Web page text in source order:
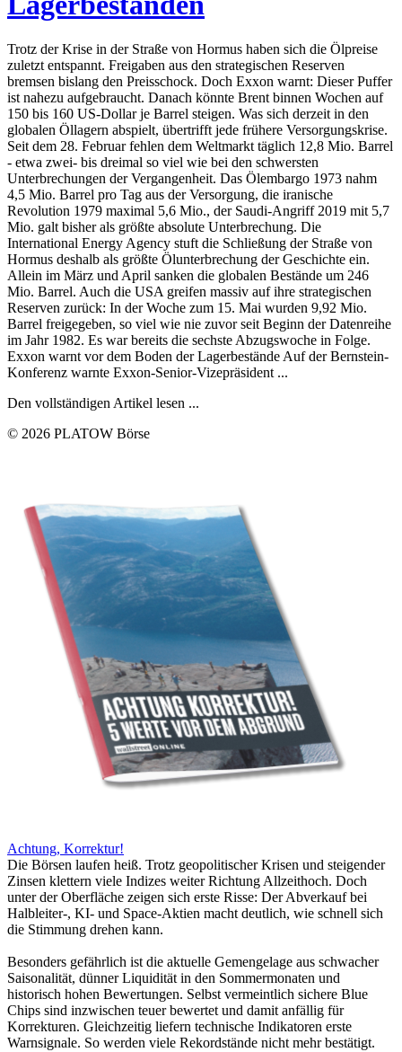
Trotz der Krise in der Straße von Hormus haben sich die Ölpreise
zuletzt entspannt. Freigaben aus den strategischen Reserven
bremsen bislang den Preisschock. Doch Exxon warnt: Dieser Puffer
ist nahezu aufgebraucht. Danach könnte Brent binnen Wochen auf
150 bis 160 US-Dollar je Barrel steigen. Was sich derzeit in den
globalen Öllagern abspielt, übertrifft jede frühere Versorgungskrise.
Seit dem 28. Februar fehlen dem Weltmarkt täglich 12,8 Mio. Barrel
- etwa zwei- bis dreimal so viel wie bei den schwersten
Unterbrechungen der Vergangenheit. Das Ölembargo 1973 nahm
4,5 Mio. Barrel pro Tag aus der Versorgung, die iranische
Revolution 1979 maximal 5,6 Mio., der Saudi-Angriff 2019 mit 5,7
Mio. galt bisher als größte absolute Unterbrechung. Die
International Energy Agency stuft die Schließung der Straße von
Hormus deshalb als größte Ölunterbrechung der Geschichte ein.
Allein im März und April sanken die globalen Bestände um 246
Mio. Barrel. Auch die USA greifen massiv auf ihre strategischen
Reserven zurück: In der Woche zum 15. Mai wurden 9,92 Mio.
Barrel freigegeben, so viel wie nie zuvor seit Beginn der Datenreihe
im Jahr 1982. Es war bereits die sechste Abzugswoche in Folge.
Exxon warnt vor dem Boden der Lagerbestände Auf der Bernstein-
Konferenz warnte Exxon-Senior-Vizepräsident ...
Den vollständigen Artikel lesen ...
© 2026 PLATOW Börse
Achtung, Korrektur!
Die Börsen laufen heiß. Trotz geopolitischer Krisen und steigender
Zinsen klettern viele Indizes weiter Richtung Allzeithoch. Doch
unter der Oberfläche zeigen sich erste Risse: Der Abverkauf bei
Halbleiter-, KI- und Space-Aktien macht deutlich, wie schnell sich
die Stimmung drehen kann.
Besonders gefährlich ist die aktuelle Gemengelage aus schwacher
Saisonalität, dünner Liquidität in den Sommermonaten und
historisch hohen Bewertungen. Selbst vermeintlich sichere Blue
Chips sind inzwischen teuer bewertet und damit anfällig für
Korrekturen. Gleichzeitig liefern technische Indikatoren erste
Warnsignale. So werden viele Rekordstände nicht mehr bestätigt.